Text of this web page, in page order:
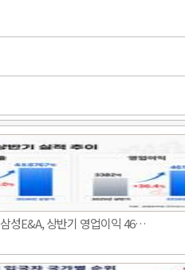
삼성E&A, 상반기 영업이익 46…